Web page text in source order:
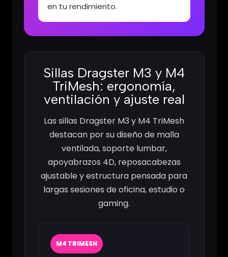
en tu rendimiento.
Sillas Dragster M3 y M4
TriMesh: ergonomía,
ventilación y ajuste real
Las sillas Dragster M3 y M4 TriMesh
destacan por su diseño de malla
ventilada, soporte lumbar,
apoyabrazos 4D, reposacabezas
ajustable y estructura pensada para
largas sesiones de oficina, estudio o
gaming.
M4 TRIMESH